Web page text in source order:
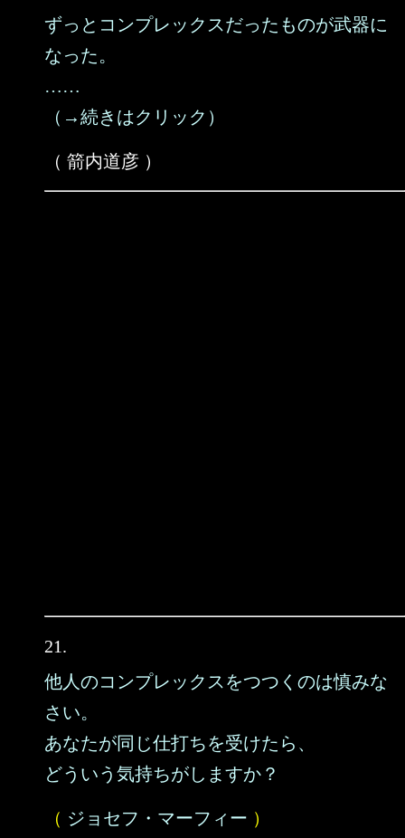
ずっとコンプレックスだったものが武器に
なった。
……
（→続きはクリック）
（ 箭内道彦 ）
21.
他人のコンプレックスをつつくのは慎みな
さい。
あなたが同じ仕打ちを受けたら、
どういう気持ちがしますか？
（ ジョセフ・マーフィー ）